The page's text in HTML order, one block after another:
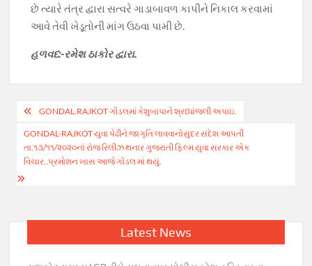
છે ત્યારે તંત્ર દ્વારા સત્વરે ગાડાબાવળ કાપીને નિકાલ કરવામાં
આવે તેવી ખેડૂતોની માંગ ઉઠવા પામી છે.
હળવદ:-રમેશ ઠાકોર દ્વારા.
Post
navigation
GONDAL.RAJKOT ગોંડલમાં કેશુબાપાને શ્રધ્ધાંજલી અપાઇ.
GONDAL-RAJKOT યુવા પેઢીને જાગૃતિ લાવવાનોસુંદર સંદેશ આપતી
તા.૧૩/૧૧/૨૦૨૦નાં રોજ રિલીઝ થનાર ગુજરાતી ફિલ્મ યુવા સરકાર એક
વિચાર..પ્રમોશન ખાસ આજે ગોંડલ માં થયું.
Latest News